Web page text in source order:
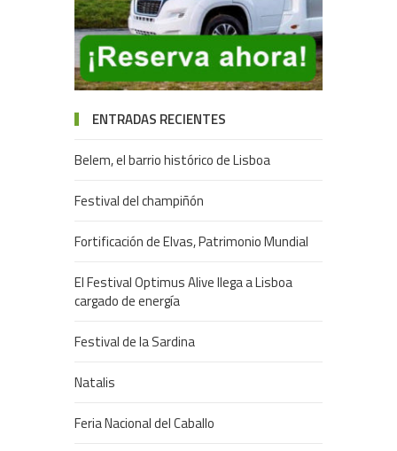
ENTRADAS RECIENTES
Belem, el barrio histórico de Lisboa
Festival del champiñón
Fortificación de Elvas, Patrimonio Mundial
El Festival Optimus Alive llega a Lisboa
cargado de energía
Festival de la Sardina
Natalis
Feria Nacional del Caballo